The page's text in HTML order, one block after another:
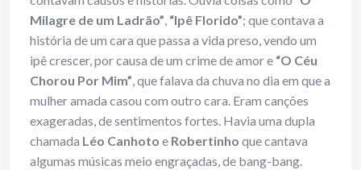
Milagre de um Ladrão”, “Ipê Florido”; que contava a
história de um cara que passa a vida preso, vendo um
ipê crescer, por causa de um crime de amor e “O Céu
Chorou Por Mim”, que falava da chuva no dia em que a
mulher amada casou com outro cara. Eram canções
exageradas, de sentimentos fortes. Havia uma dupla
chamada Léo Canhoto e Robertinho que cantava
algumas músicas meio engraçadas, de bang-bang.